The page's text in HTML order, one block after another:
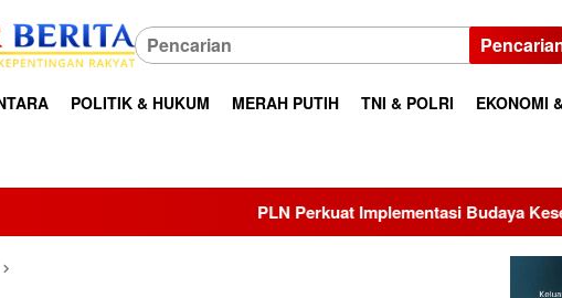
POLITIK & HUKUM MERAH PUTIH TNI & POLRI EKONOMI
PLN Perkuat Implementasi Budaya Keselamatan Kerja melalui